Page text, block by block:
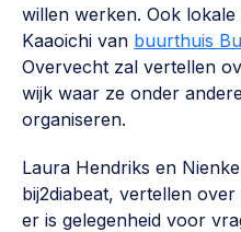
willen werken. Ook lokale
Kaaoichi van buurthuis
Overvecht zal vertellen
wijk waar ze onder
organiseren.
Laura Hendriks en
bij2diabeat, vertellen
er is gelegenheid voor